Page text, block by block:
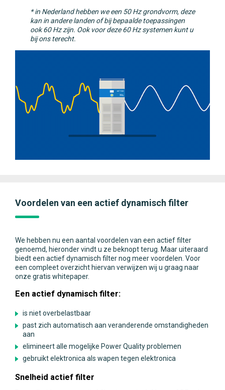
* in Nederland hebben we een 50 Hz grondvorm, deze
kan in andere landen of bij bepaalde toepassingen
ook 60 Hz zijn. Ook voor deze 60 Hz systemen kunt u
bij ons terecht.
Voordelen van een actief dynamisch filter
We hebben nu een aantal voordelen van een actief filter
genoemd, hieronder vindt u ze beknopt terug. Maar uiteraard
biedt een actief dynamisch filter nog meer voordelen. Voor
een compleet overzicht hiervan verwijzen wij u graag naar
onze gratis whitepaper.
Een actief dynamisch filter:
is niet overbelastbaar
past zich automatisch aan veranderende omstandigheden
aan
elimineert alle mogelijke Power Quality problemen
gebruikt elektronica als wapen tegen elektronica
Snelheid actief filter